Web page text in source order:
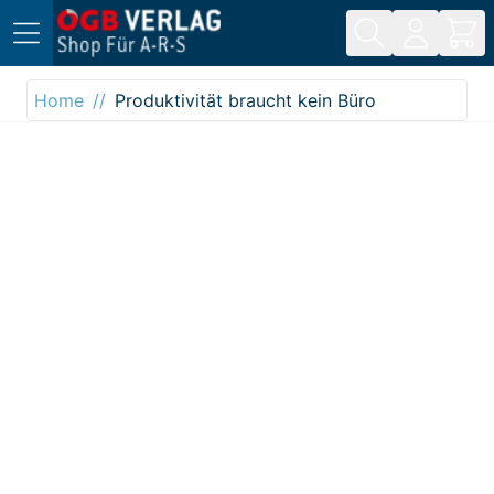
Direkt zum Inhalt
Home
Produktivität braucht kein Büro